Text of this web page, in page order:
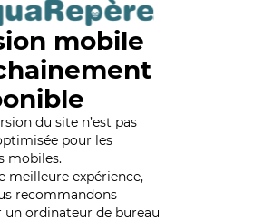
mobile
du site n’est pas
pour les
mobiles.
meilleure expérience,
recommandons
un ordinateur de bureau